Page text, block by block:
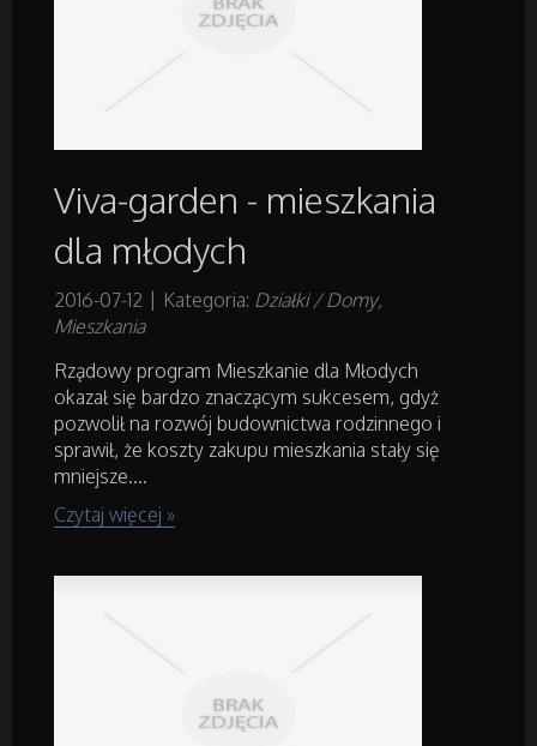
Salony Kosmetyczne
Domeny
Oprogramowanie
Strony Internetowe
Kontakt
Viva-garden - mieszkania
dla młodych
2016-07-12 Kategoria: Działki / Domy,
Mieszkania
Rządowy program Mieszkanie dla Młodych
okazał się bardzo znaczącym sukcesem, gdyż
pozwolił na rozwój budownictwa rodzinnego i
sprawił, że koszty zakupu mieszkania stały się
mniejsze....
Czytaj więcej »